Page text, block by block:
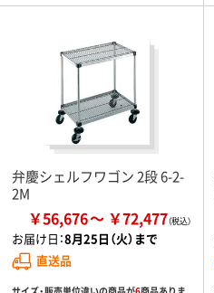
弁慶シェルフワゴン 2段 6-2-
2M
￥56,676 ￥72,477
お届け日：8月25日（火）まで
直送品